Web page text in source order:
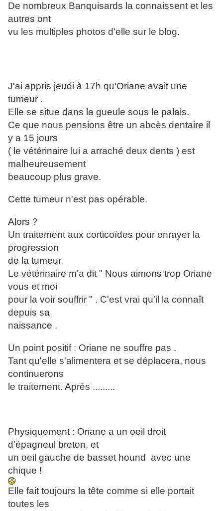
De nombreux Banquisards la connaissent et les
autres ont
vu les multiples photos d'elle sur le blog.
J'ai appris jeudi à 17h qu'Oriane avait une
tumeur .
Elle se situe dans la gueule sous le palais.
Ce que nous pensions être un abcès dentaire il
y a 15 jours
( le vétérinaire lui a arraché deux dents ) est
malheureusement
beaucoup plus grave.
Cette tumeur n'est pas opérable.
Alors ?
Un traitement aux corticoïdes pour enrayer la
progression
de la tumeur.
Le vétérinaire m'a dit " Nous aimons trop Oriane
vous et moi
pour la voir souffrir " . C'est vrai qu'il la connaît
depuis sa
naissance .
Un point positif : Oriane ne souffre pas .
Tant qu'elle s'alimentera et se déplacera, nous
continuerons
le traitement. Après .........
Physiquement : Oriane a un oeil droit
d'épagneul breton, et
un oeil gauche de basset hound avec une
chique !
Elle fait toujours la tête comme si elle portait
toutes les